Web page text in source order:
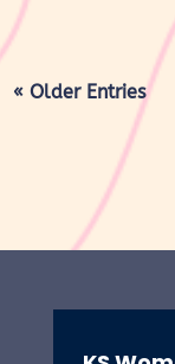
« Older Entries